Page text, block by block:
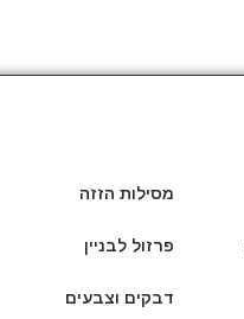
מסילות הזזה
פרזול לבניין
דבקים וצבעים